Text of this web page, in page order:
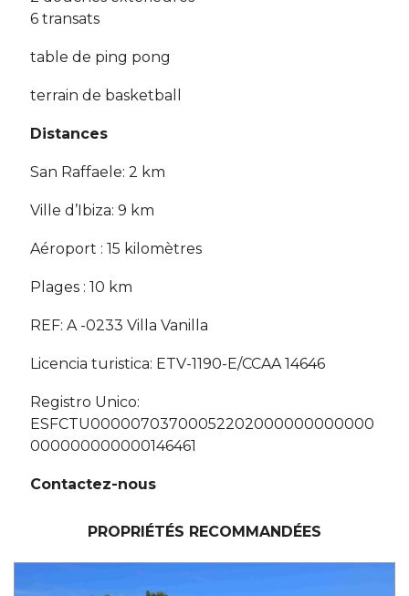
6 transats
table de ping pong
terrain de basketball
Distances
San Raffaele: 2 km
Ville d’Ibiza: 9 km
Aéroport : 15 kilomètres
Plages : 10 km
REF: A -0233 Villa Vanilla
Licencia turistica: ETV-1190-E/CCAA 14646
Registro Unico:
ESFCTU00000703700052202000000000000
000000000000146461
Contactez-nous
PROPRIÉTÉS RECOMMANDÉES